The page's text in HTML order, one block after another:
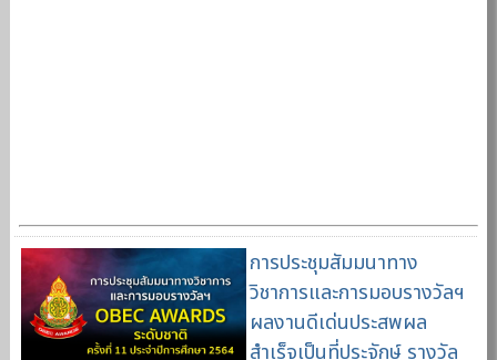
การประชุมสัมมนาทาง
วิชาการและการมอบรางวัลฯ
ผลงานดีเด่นประสพผล
สำเร็จเป็นที่ประจักษ์ รางวัล